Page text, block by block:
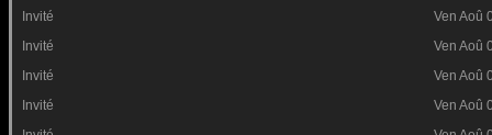
Invité
Ven Aoû
Invité
Ven Aoû
Invité
Ven Aoû
Invité
Ven Aoû